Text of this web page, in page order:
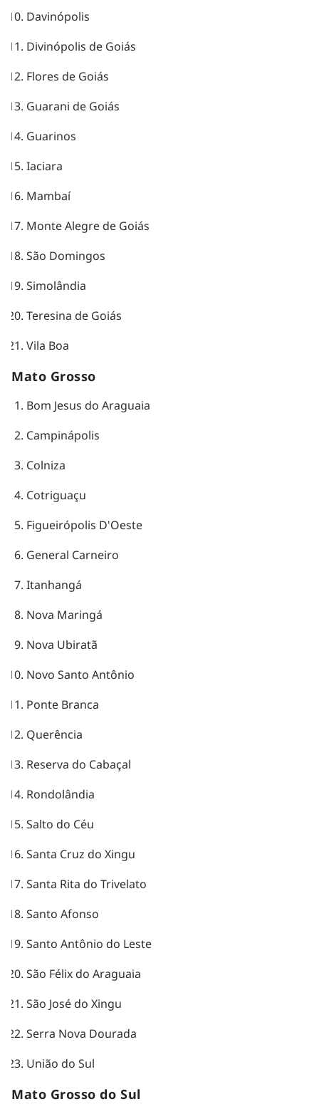
Davinópolis
Divinópolis de Goiás
Flores de Goiás
Guarani de Goiás
Guarinos
Iaciara
Mambaí
Monte Alegre de Goiás
São Domingos
Simolândia
Teresina de Goiás
Vila Boa
Mato Grosso
Bom Jesus do Araguaia
Campinápolis
Colniza
Cotriguaçu
Figueirópolis D'Oeste
General Carneiro
Itanhangá
Nova Maringá
Nova Ubiratã
Novo Santo Antônio
Ponte Branca
Querência
Reserva do Cabaçal
Rondolândia
Salto do Céu
Santa Cruz do Xingu
Santa Rita do Trivelato
Santo Afonso
Santo Antônio do Leste
São Félix do Araguaia
São José do Xingu
Serra Nova Dourada
União do Sul
Mato Grosso do Sul